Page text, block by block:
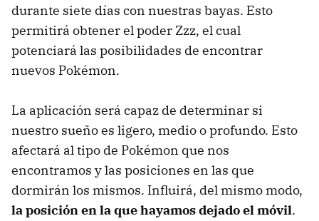
durante siete días con nuestras bayas. Esto
permitirá obtener el poder Zzz, el cual
potenciará las posibilidades de encontrar
nuevos Pokémon.
La aplicación será capaz de determinar si
nuestro sueño es ligero, medio o profundo. Esto
afectará al tipo de Pokémon que nos
encontramos y las posiciones en las que
dormirán los mismos. Influirá, del mismo modo,
la posición en la que hayamos dejado el móvil.